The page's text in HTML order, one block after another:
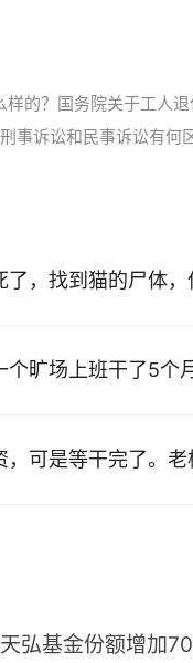
的？国务院关于工人
事诉讼和民事诉讼有何
了，找到猫的尸体
旷场上班干了5个
可是等干完了。
弘基金份额增加